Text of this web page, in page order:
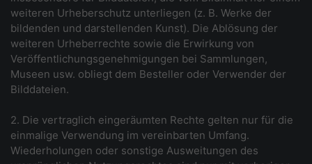
weiteren Urheberschutz unterliegen (z. B. Werke der
bildenden und darstellenden Kunst). Die Ablösung der
weiteren Urheberrechte sowie die Erwirkung von
Veröffentlichungsgenehmigungen bei Sammlungen,
Museen usw. obliegt dem Besteller oder Verwender der
Bilddateien.
2. Die vertraglich eingeräumten Rechte gelten nur für die
einmalige Verwendung im vereinbarten Umfang.
Wiederholungen oder sonstige Ausweitungen des